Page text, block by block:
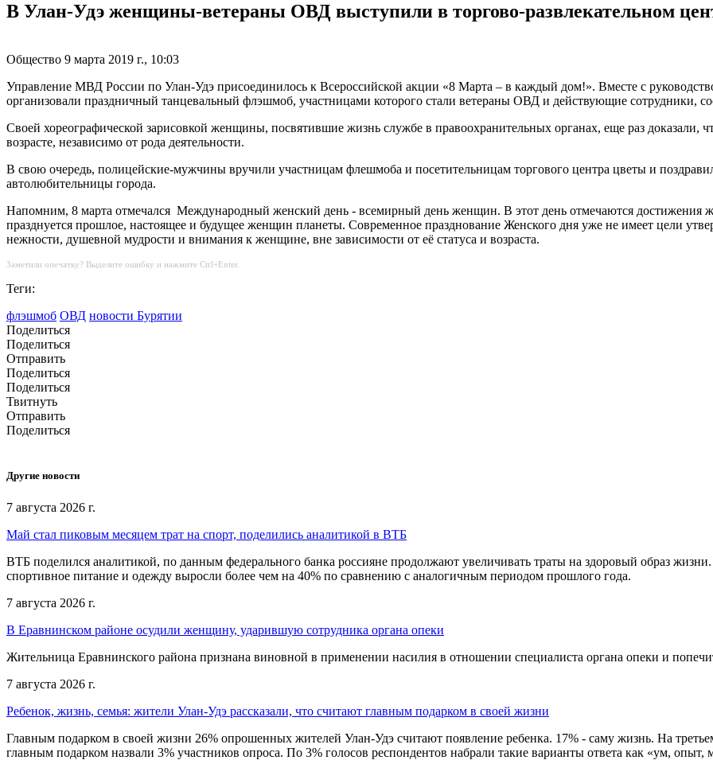
В Улан-Удэ женщины-ветераны ОВД выступили в торгово-развлекательном
Общество 9 марта 2019 г., 10:03
Управление МВД России по Улан-Удэ присоединилось к Всероссийской акции «8 Марта – в каждый дом!». Вместе с
организовали праздничный танцевальный флэшмоб, участницами которого стали ветераны ОВД и действующие сотрудники,
Своей хореографической зарисовкой женщины, посвятившие жизнь службе в правоохранительных органах, еще раз доказали,
возрасте, независимо от рода деятельности.
В свою очередь, полицейские-мужчины вручили участницам флешмоба и посетительницам торгового центра цветы и
автолюбительницы города.
Напомним, 8 марта отмечался Международный женский день - всемирный день женщин. В этот день отмечаются достижения
празднуется прошлое, настоящее и будущее женщин планеты. Современное празднование Женского дня уже не имеет цели
нежности, душевной мудрости и внимания к женщине, вне зависимости от её статуса и возраста.
Заметили опечатку? Выделите ошибку и нажмите Ctrl+Enter.
Теги:
флэшмоб ОВД новости Бурятии
Поделиться
Поделиться
Отправить
Поделиться
Поделиться
Твитнуть
Отправить
Поделиться
Другие новости
7 августа 2026 г.
Май стал пиковым месяцем трат на спорт, поделились аналитикой в ВТБ
ВТБ поделился аналитикой, по данным федерального банка россияне продолжают увеличивать траты на здоровый образ
спортивное питание и одежду выросли более чем на 40% по сравнению с аналогичным периодом прошлого года.
7 августа 2026 г.
В Еравнинском районе осудили женщину, ударившую сотрудника органа опеки
Жительница Еравнинского района признана виновной в применении насилия в отношении специалиста органа опеки и
7 августа 2026 г.
Ребенок, жизнь, семья: жители Улан-Удэ рассказали, что считают главным подарком в своей жизни
Главным подарком в своей жизни 26% опрошенных жителей Улан-Удэ считают появление ребенка. 17% - саму жизнь. На
главным подарком назвали 3% участников опроса. По 3% голосов респондентов набрали такие варианты ответа как «ум, опыт,